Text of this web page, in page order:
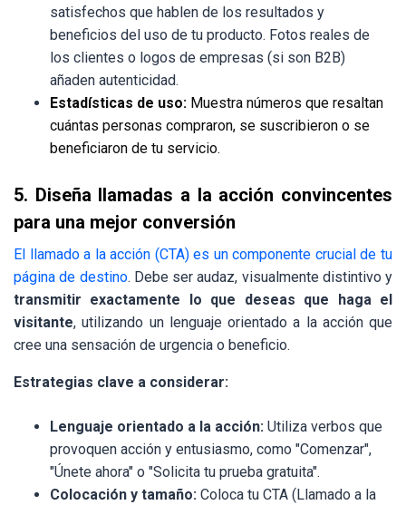
satisfechos que hablen de los resultados y
beneficios del uso de tu producto. Fotos reales de
los clientes o logos de empresas (si son B2B)
añaden autenticidad.
Estadísticas de uso: Muestra números que resaltan
cuántas personas compraron, se suscribieron o se
beneficiaron de tu servicio.
5. Diseña llamadas a la acción convincentes
para una mejor conversión
El llamado a la acción (CTA) es un componente crucial de tu
página de destino. Debe ser audaz, visualmente distintivo y
transmitir exactamente lo que deseas que haga el
visitante, utilizando un lenguaje orientado a la acción que
cree una sensación de urgencia o beneficio.
Estrategias clave a considerar:
Lenguaje orientado a la acción: Utiliza verbos que
provoquen acción y entusiasmo, como "Comenzar",
"Únete ahora" o "Solicita tu prueba gratuita".
Colocación y tamaño: Coloca tu CTA (Llamado a la